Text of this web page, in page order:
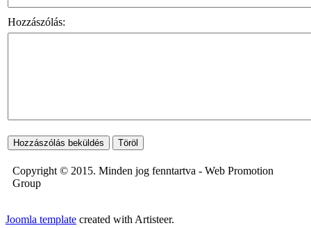
Hozzászólás:
Copyright © 2015. Minden jog fenntartva - Web Promotion
Group
Joomla template created with Artisteer.